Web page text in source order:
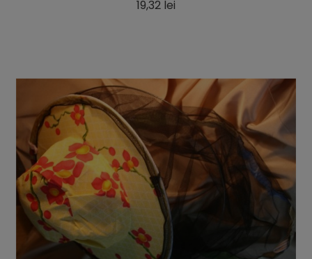
19,32 lei